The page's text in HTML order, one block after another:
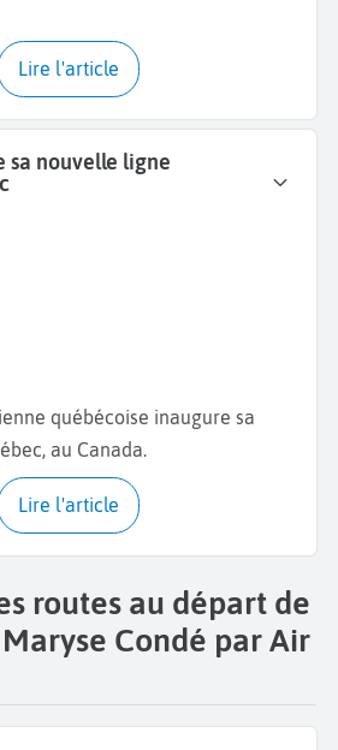
Lire l'article
sa nouvelle ligne
québécoise inaugure sa
au Canada.
Lire l'article
routes au départ de
Condé par Air